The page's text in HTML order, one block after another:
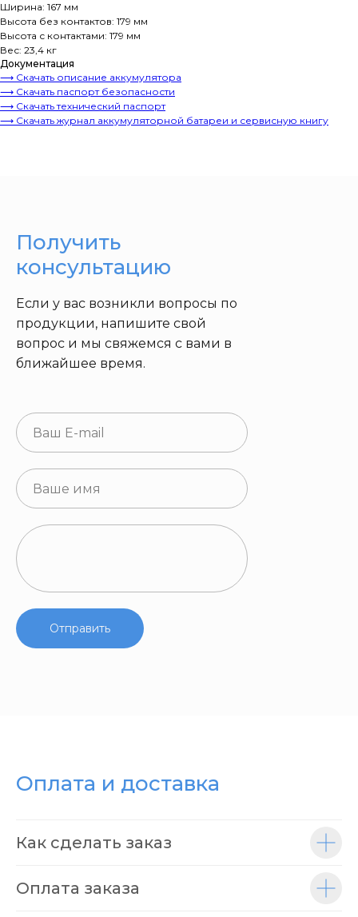
Ширина: 167 мм
Высота без контактов: 179 мм
Высота с контактами: 179 мм
Вес: 23,4 кг
Документация
⟶ Скачать описание аккумулятора
⟶ Скачать паспорт безопасности
⟶ Скачать технический паспорт
⟶ Скачать журнал аккумуляторной батареи и сервисную книгу
Отправить
Если у вас возникли вопросы по
продукции, напишите свой
вопрос и мы свяжемся с вами в
ближайшее время.
Получить
консультацию
Оплата и доставка
Как сделать заказ
Оплата заказа